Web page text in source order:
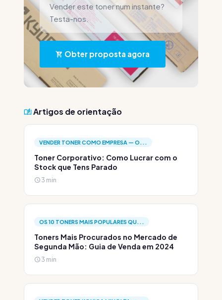
Vender este toner num instante?
Testa-nos.
Obter proposta agora
Artigos de orientação
VENDER TONER COMO EMPRESA — O...
Toner Corporativo: Como Lucrar com o
Stock que Tens Parado
3 min
OS 10 TONERS MAIS POPULARES QU...
Toners Mais Procurados no Mercado de
Segunda Mão: Guia de Venda em 2024
3 min